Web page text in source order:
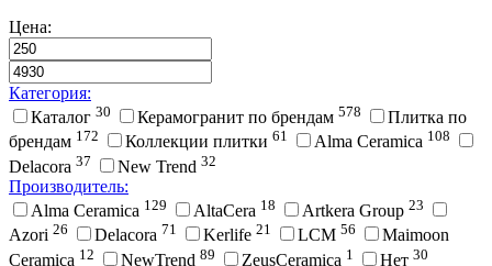
Цена:
Категория:
Каталог 30 Керамогранит по брендам 578
Плитка по
брендам 172 Коллекции плитки 61 Alma Ceramica 108
Delacora 37 New Trend 32
Производитель:
Alma Ceramica 129 AltaCera 18 Artkera Group 23
Azori 26 Delacora 71 Kerlife 21 LCM 56
Maimoon
Ceramica 12 NewTrend 89 ZeusCeramica 1 Нет 30